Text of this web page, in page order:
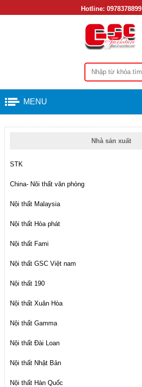
Hotline: 0978378899
MENU
Nhà sản xuất
STK
China- Nôi thất văn phòng
Nội thất Malaysia
Nội thất Hòa phát
Nội thất Fami
Nội thất GSC Việt nam
Nội thất 190
Nội thất Xuân Hòa
Nội thất Gamma
Nội thất Đài Loan
Nội thất Nhật Bản
Nội thất Hàn Quốc